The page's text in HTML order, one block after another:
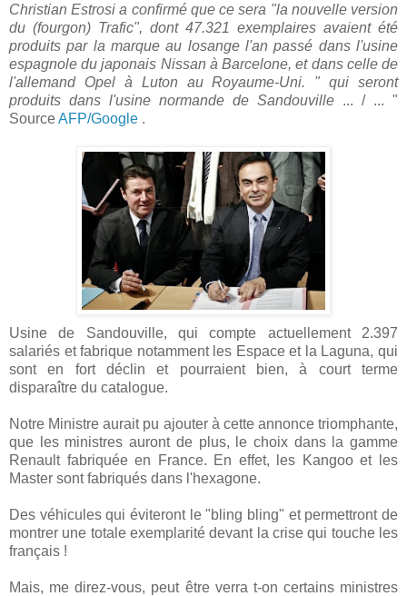
Christian Estrosi a confirmé que ce sera "la nouvelle version
du (fourgon) Trafic", dont 47.321 exemplaires avaient été
produits par la marque au losange l'an passé dans l'usine
espagnole du japonais Nissan à Barcelone, et dans celle de
l'allemand Opel à Luton au Royaume-Uni. " qui seront
produits dans l'usine normande de Sandouville ... / ... "
SourceAFP/Google .
Usine de Sandouville, qui compte actuellement 2.397
salariés et fabrique notamment les Espace et la Laguna, qui
sont en fort déclin et pourraient bien, à court terme
disparaître du catalogue.
Notre Ministre aurait pu ajouter à cette annonce triomphante,
que les ministres auront de plus, le choix dans la gamme
Renault fabriquée en France. En effet, les Kangoo et les
Master sont fabriqués dans l'hexagone.
Des véhicules qui éviteront le "bling bling" et permettront de
montrer une totale exemplarité devant la crise qui touche les
français !
Mais, me direz-vous, peut être verra t-on certains ministres